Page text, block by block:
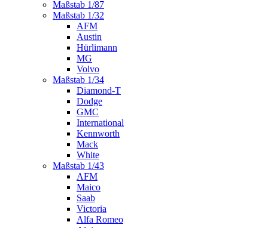
Maßstab 1/87
Maßstab 1/32
AFM
Austin
Hürlimann
MG
Volvo
Maßstab 1/34
Diamond-T
Dodge
GMC
International
Kennworth
Mack
White
Maßstab 1/43
AFM
Maico
Saab
Victoria
Alfa Romeo